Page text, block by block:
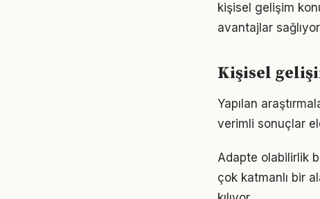
kişisel gelişim
avantajlar
Kişisel
Yapılan
verimli sonuçlar
Adapte olabilirlik
çok katmanlı bir